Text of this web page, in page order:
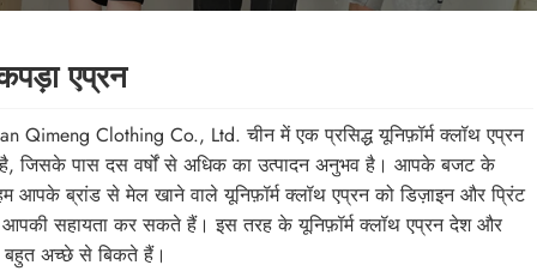
एप्रन
Qimeng Clothing Co., Ltd. चीन में एक प्रसिद्ध यूनिफ़ॉर्म क्लॉथ एप्रन
है, जिसके पास दस वर्षों से अधिक का उत्पादन अनुभव है। आपके बजट के
आपके ब्रांड से मेल खाने वाले यूनिफ़ॉर्म क्लॉथ एप्रन को डिज़ाइन और प्रिंट
सहायता कर सकते हैं। इस तरह के यूनिफ़ॉर्म क्लॉथ एप्रन देश और
बहुत अच्छे से बिकते हैं।